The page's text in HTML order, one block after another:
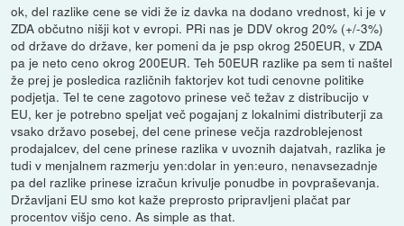
ok, del razlike cene se vidi že iz davka na dodano vrednost, ki je v
ZDA občutno nišji kot v evropi. PRi nas je DDV okrog 20% (+/-3%)
od države do države, ker pomeni da je psp okrog 250EUR, v ZDA
pa je neto ceno okrog 200EUR. Teh 50EUR razlike pa sem ti naštel
že prej je posledica različnih faktorjev kot tudi cenovne politike
podjetja. Tel te cene zagotovo prinese več težav z distribucijo v
EU, ker je potrebno speljat več pogajanj z lokalnimi distributerji za
vsako državo posebej, del cene prinese večja razdroblejenost
prodajalcev, del cene prinese razlika v uvoznih dajatvah, razlika je
tudi v menjalnem razmerju yen:dolar in yen:euro, nenavsezadnje
pa del razlike prinese izračun krivulje ponudbe in povpraševanja.
Državljani EU smo kot kaže preprosto pripravljeni plačat par
procentov višjo ceno. As simple as that.